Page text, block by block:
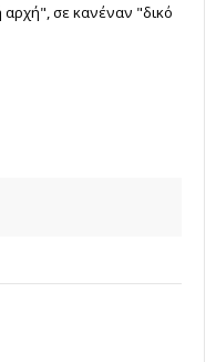
αρχή", σε κανέναν "δικό